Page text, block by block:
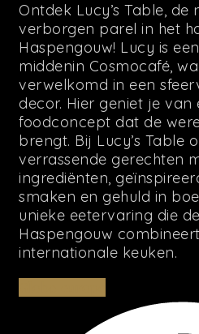
Ontdek Lucy’s Table, de
verborgen parel in het
Haspengouw! Lucy is
middenin Cosmocafé,
verwelkomd in een
decor. Hier geniet je van
foodconcept dat de
brengt. Bij Lucy’s Table
verrassende gerechten
ingrediënten,
smaken en gehuld in
unieke eetervaring die
Haspengouw
internationale keuken.